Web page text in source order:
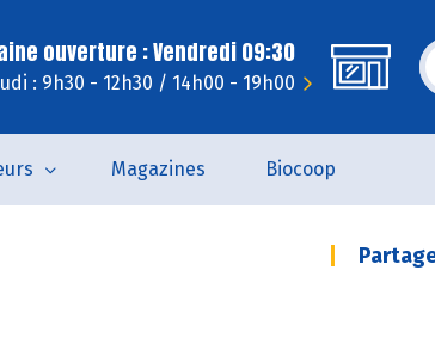
ouverture : Vendredi 09:30
: 9h30 - 12h30 / 14h00 - 19h00
Magazines Biocoop